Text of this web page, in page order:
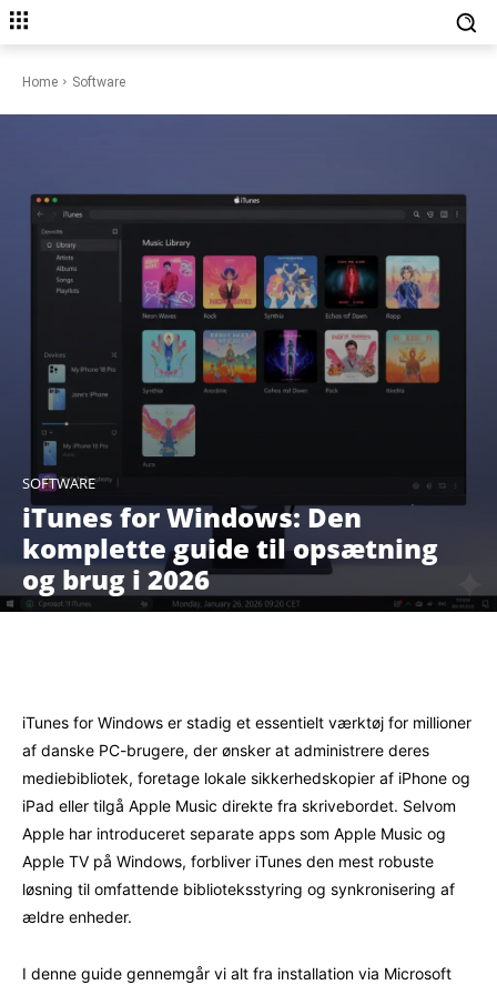
Home Software
SOFTWARE
iTunes for Windows: Den
komplette guide til opsætning
og brug i 2026
iTunes for Windows er stadig et essentielt værktøj for millioner
af danske PC-brugere, der ønsker at administrere deres
mediebibliotek, foretage lokale sikkerhedskopier af iPhone og
iPad eller tilgå Apple Music direkte fra skrivebordet. Selvom
Apple har introduceret separate apps som Apple Music og
Apple TV på Windows, forbliver iTunes den mest robuste
løsning til omfattende biblioteksstyring og synkronisering af
ældre enheder.
I denne guide gennemgår vi alt fra installation via Microsoft